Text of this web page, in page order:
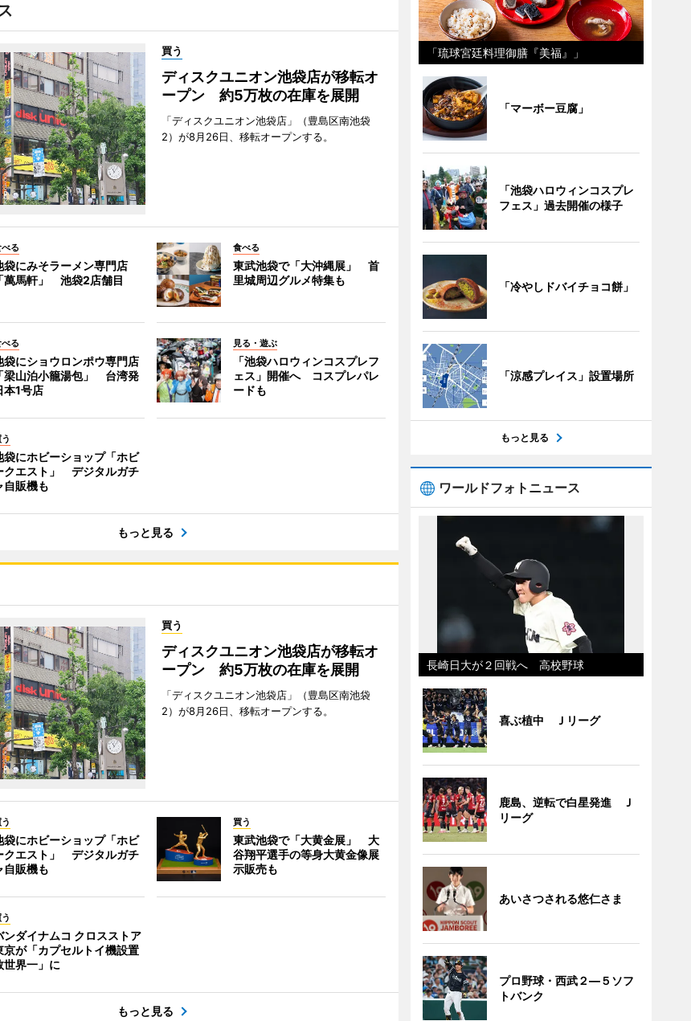
買う
ディスクユニオン池袋店が移転オ
ープン 約5万枚の在庫を展開
「ディスクユニオン池袋店」（豊島区南池袋
2）が8月26日、移転オープンする。
る
袋にみそラーメン専門店
「萬馬軒」 池袋2店舗目
食べる
東武池袋で「大沖縄展」 首
里城周辺グルメ特集も
る
袋にショウロンポウ専門店
「梁山泊小籠湯包」 台湾発
本1号店
見る・遊ぶ
「池袋ハロウィンコスプレフ
ェス」開催へ コスプレパレ
ードも
袋にホビーショップ「ホビ
クエスト」 デジタルガチ
自販機も
もっと見る
買う
ディスクユニオン池袋店が移転オ
ープン 約5万枚の在庫を展開
「ディスクユニオン池袋店」（豊島区南池袋
2）が8月26日、移転オープンする。
袋にホビーショップ「ホビ
クエスト」 デジタルガチ
自販機も
買う
東武池袋で「大黄金展」 大
谷翔平選手の等身大黄金像展
示販売も
ンダイナムコ クロスストア
京が「カプセルトイ機設置
世界一」に
もっと見る
「琉球宮廷料理御膳『美福』」
「マーボー豆腐」
「池袋ハロウィンコスプレ
フェス」過去開催の様子
「冷やしドバイチョコ餅」
「涼感プレイス」設置場所
もっと見る
ワールドフォトニュース
長崎日大が２回戦へ 高校野球
喜ぶ植中 Ｊリーグ
鹿島、逆転で白星発進 Ｊ
リーグ
あいさつされる悠仁さま
プロ野球・西武２―５ソフ
トバンク